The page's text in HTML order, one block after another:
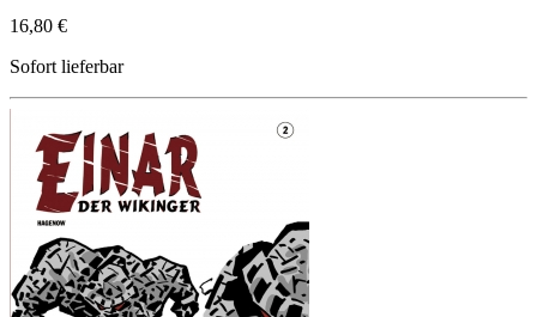
16,80 €
Sofort lieferbar